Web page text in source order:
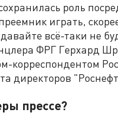
роль
играть,
всё-таки не
ФРГ Герхард
корреспондентом
директоров
прессе?